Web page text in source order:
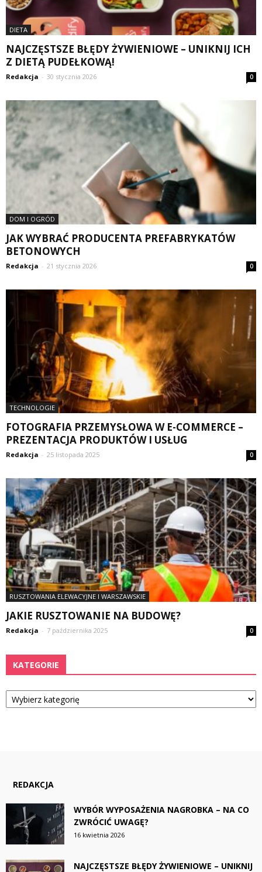
DIETA
NAJCZĘSTSZE BŁĘDY ŻYWIENIOWE – UNIKNIJ ICH
Z DIETĄ PUDEŁKOWĄ!
Redakcja - 30 stycznia 2026 0
DOM I OGRÓD
JAK WYBRAĆ PRODUCENTA PREFABRYKATÓW
BETONOWYCH
Redakcja - 21 stycznia 2026 0
TECHNOLOGIE
FOTOGRAFIA PRZEMYSŁOWA W E-COMMERCE –
PREZENTACJA PRODUKTÓW I USŁUG
Redakcja - 25 listopada 2025 0
RUSZTOWANIA ELEWACYJNE I WARSZAWSKIE
JAKIE RUSZTOWANIE NA BUDOWĘ?
Redakcja - 7 października 2025 0
KATEGORIE
Kategorie
REDAKCJA
WYBÓR WYPOSAŻENIA NAGROBKA – NA CO
ZWRÓCIĆ UWAGĘ?
16 kwietnia 2026
NAJCZĘSTSZE BŁĘDY ŻYWIENIOWE – UNIKNIJ